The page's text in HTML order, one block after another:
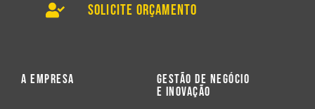
Solicite Orçamento
A Empresa
Gestão de Negócio
e Inovação